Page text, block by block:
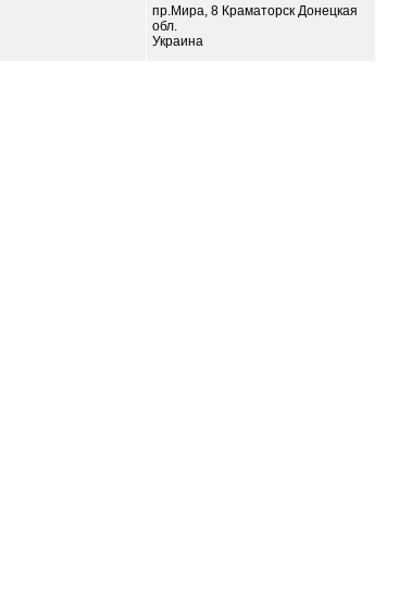
пр.Мира, 8 Краматорск Донецкая
обл.
Украина